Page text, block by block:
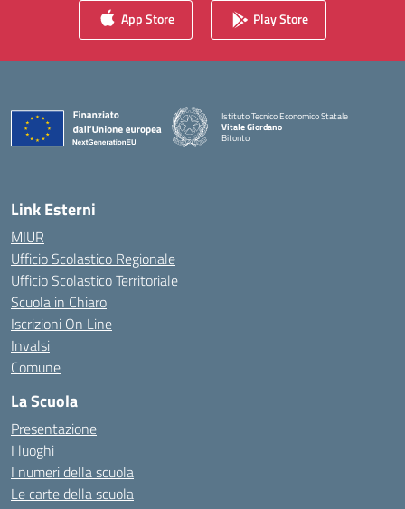
App Store Play Store
Istituto Tecnico Economico Statale
Vitale Giordano
Bitonto
Link Esterni
MIUR
Ufficio Scolastico Regionale
Ufficio Scolastico Territoriale
Scuola in Chiaro
Iscrizioni On Line
Invalsi
Comune
La Scuola
Presentazione
I luoghi
I numeri della scuola
Le carte della scuola